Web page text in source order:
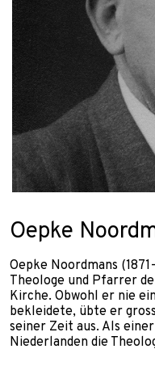
Oepke
Oepke Noordmans
Theologe und Pfarrer
Kirche. Obwohl er nie
bekleidete, übte er
seiner Zeit aus. Als
Niederlanden die